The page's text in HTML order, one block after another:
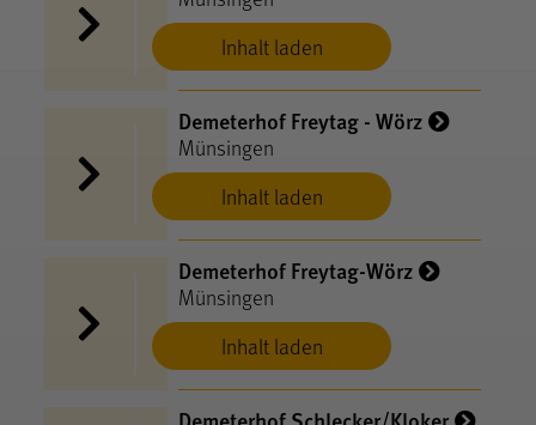
Inhalt laden
Inhalt laden
Demeterhof Freytag - Wörz
Münsingen
Inhalt laden
Demeterhof Freytag-Wörz
Münsingen